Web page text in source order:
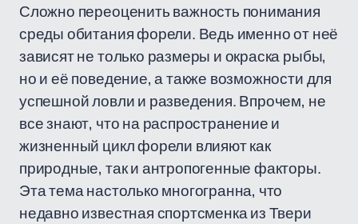
Сложно переоценить важность понимания
среды обитания форели. Ведь именно от неё
зависят не только размеры и окраска рыбы,
но и её поведение, а также возможности для
успешной ловли и разведения. Впрочем, не
все знают, что на распространение и
жизненный цикл форели влияют как
природные, так и антропогенные факторы.
Эта тема настолько многогранна, что
недавно известная спортсменка из Твери